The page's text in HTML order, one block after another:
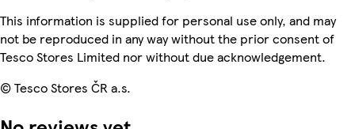
This information is supplied for personal use only, and may
not be reproduced in any way without the prior consent of
Tesco Stores Limited nor without due acknowledgement.
© Tesco Stores ČR a.s.